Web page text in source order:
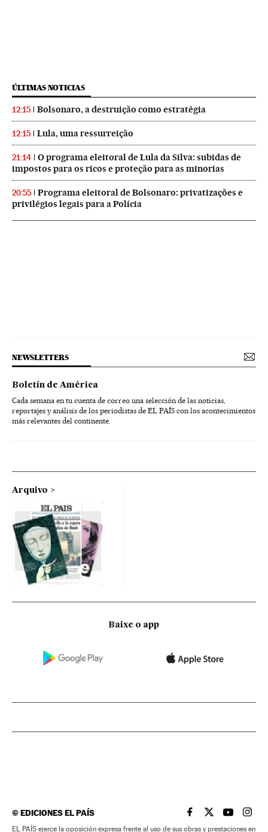
ÚLTIMAS NOTICIAS
12:15 Bolsonaro, a destruição como estratégia
12:15 Lula, uma ressurreição
21:14
O programa eleitoral de Lula da Silva: subidas de
impostos para os ricos e proteção para as minorias
20:55
Programa eleitoral de Bolsonaro: privatizações e
privilégios legais para a Polícia
NEWSLETTERS
Boletín de América
Cada semana en tu cuenta de correo una selección de las noticias,
reportajes y análisis de los periodistas de EL PAÍS con los acontecimientos
más relevantes del continente.
Arquivo
Baixe o app
©EDICIONES EL PAÍS EL PAÍS BRASIL EN
EL PAÍSEL PAÍS
EL
EL PAÍS ejerce la oposición expresa frente al uso de sus obras y prestaciones en